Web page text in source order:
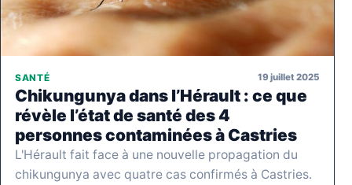
SANTÉ 19 juillet 2025
Chikungunya dans l’Hérault : ce que
révèle l’état de santé des 4
personnes contaminées à Castries
L'Hérault fait face à une nouvelle propagation du
chikungunya avec quatre cas confirmés à Castries.